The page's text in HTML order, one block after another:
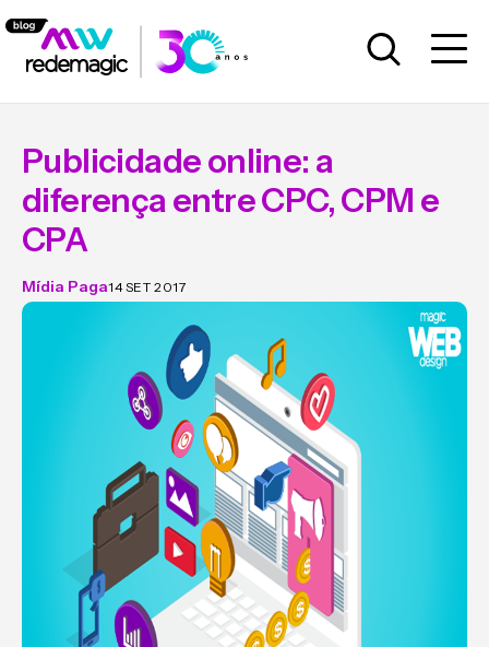
Publicidade online: a
diferença entre CPC, CPM e
CPA
Mídia Paga14 SET 2017